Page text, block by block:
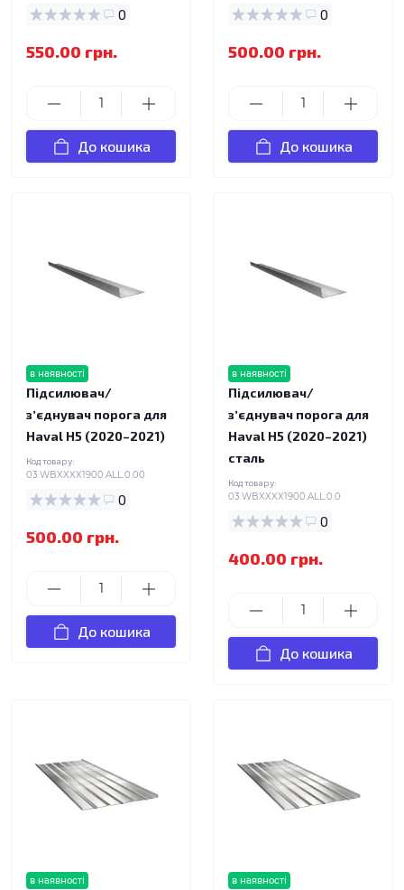
0
550.00 грн.
До кошика
0
500.00 грн.
До кошика
в наявності
Підсилювач/
зʼєднувач порога для
Haval H5 (2020–2021)
Код товару:
03.WBXXXX1900.ALL.0.00
0
500.00 грн.
До кошика
в наявності
Підсилювач/
зʼєднувач порога для
Haval H5 (2020–2021)
сталь
Код товару:
03.WBXXXX1900.ALL.0.0
0
400.00 грн.
До кошика
в наявності в наявності